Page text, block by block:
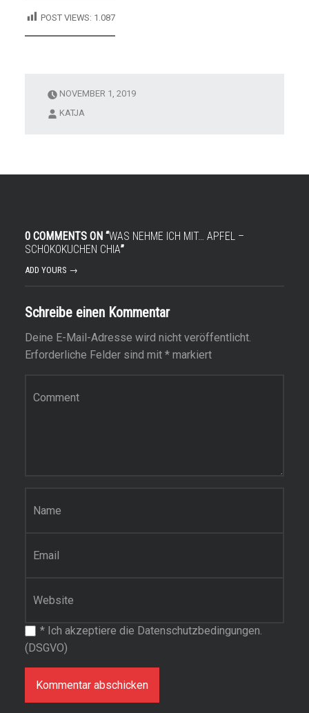
POST VIEWS: 1.087
NOVEMBER 1, 2019
KATJA
0 COMMENTS ON “WAS NEHME ICH MIT… APFEL –
SCHOKOKUCHEN CHIA”
ADD YOURS →
Schreibe einen Kommentar
Deine E-Mail-Adresse wird nicht veröffentlicht.
Erforderliche Felder sind mit *markiert
*Ich akzeptiere die Datenschutzbedingungen.
(DSGVO)